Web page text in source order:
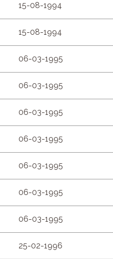
15-08-1994
15-08-1994
06-03-1995
06-03-1995
06-03-1995
06-03-1995
06-03-1995
06-03-1995
06-03-1995
25-02-1996